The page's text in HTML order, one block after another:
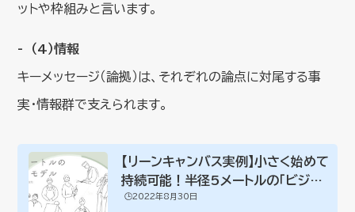
ットや枠組みと言います。
（4）情報
キーメッセージ（論拠）は、それぞれの論点に対尾する事
実・情報群で支えられます。
【リーンキャンバス実例】小さく始めて
持続可能！半径5メートルの「ビジネ
スモデル...
🕒️2022年8月30日